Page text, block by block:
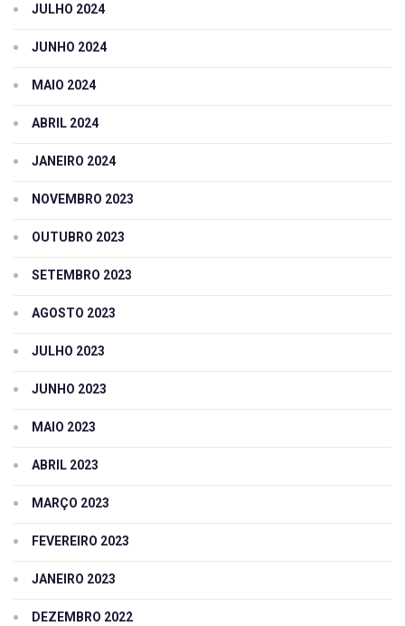
JULHO 2024
JUNHO 2024
MAIO 2024
ABRIL 2024
JANEIRO 2024
NOVEMBRO 2023
OUTUBRO 2023
SETEMBRO 2023
AGOSTO 2023
JULHO 2023
JUNHO 2023
MAIO 2023
ABRIL 2023
MARÇO 2023
FEVEREIRO 2023
JANEIRO 2023
DEZEMBRO 2022